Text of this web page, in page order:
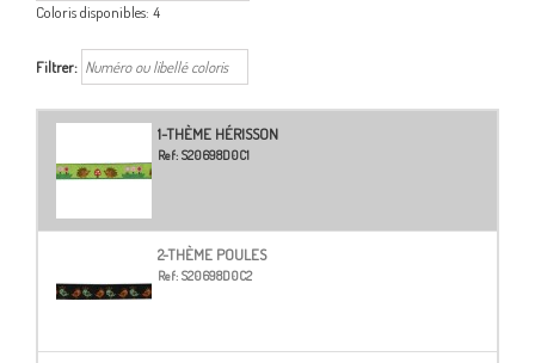
Coloris disponibles: 4
Filtrer:
1-THÈME HÉRISSON
Ref: S20698D0C1
2-THÈME POULES
Ref: S20698D0C2